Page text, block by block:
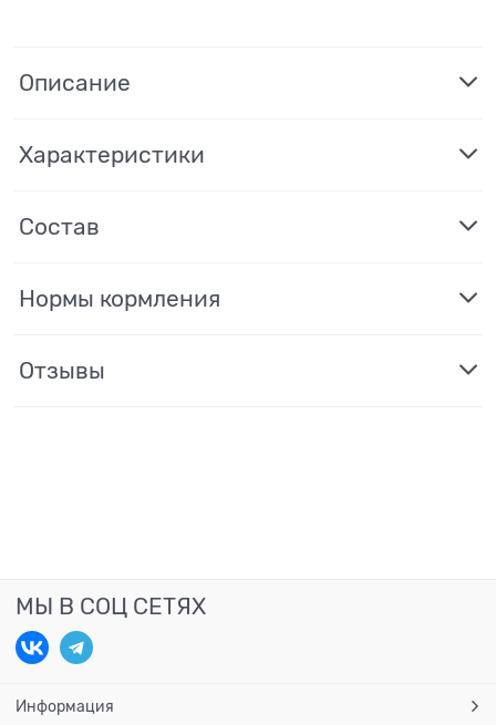
Описание
Характеристики
Состав
Нормы кормления
Отзывы
МЫ В СОЦ СЕТЯХ
Информация